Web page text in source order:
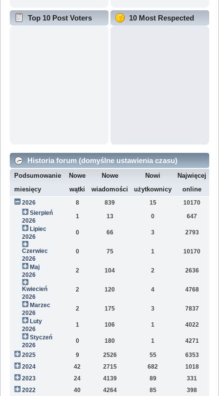
Top 10 Post Voters 10 Most Respected
Historia forum (domyślne ustawienia czasu)
Podsumowanie
miesięcy
Nowe
wątki
Nowe
wiadomości
Nowi
użytkownicy
Najwięcej
online
2026 8 839 15 10170
Sierpień
2026
1 13 0 647
Lipiec
2026
0 66 3 2793
Czerwiec
2026
0 75 1 10170
Maj
2026
2 104 2 2636
Kwiecień
2026
2 120 4 4768
Marzec
2026
2 175 3 7837
Luty
2026
1 106 1 4022
Styczeń
2026
0 180 1 4271
2025 9 2526 55 6353
2024
42 2715 682 1018
2023
24 4139 89 331
2022
40 4264 85 398